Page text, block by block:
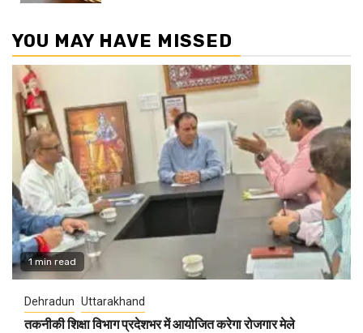
YOU MAY HAVE MISSED
1 min read
Dehradun Uttarakhand
तकनीकी शिक्षा विभाग प्रदेशभर में आयोजित करेगा रोजगार मेले